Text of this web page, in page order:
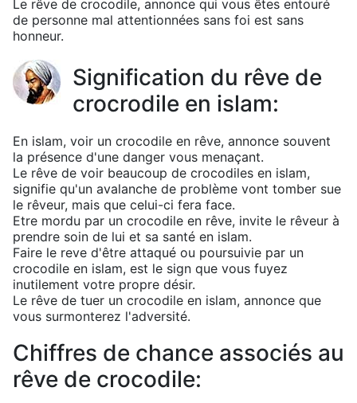
Le rêve de crocodile, annonce qui vous êtes entouré
de personne mal attentionnées sans foi est sans
honneur.
Signification du rêve de
crocrodile en islam:
En islam, voir un crocodile en rêve, annonce souvent
la présence d'une danger vous menaçant.
Le rêve de voir beaucoup de crocodiles en islam,
signifie qu'un avalanche de problème vont tomber sue
le rêveur, mais que celui-ci fera face.
Etre mordu par un crocodile en rêve, invite le rêveur à
prendre soin de lui et sa santé en islam.
Faire le reve d'être attaqué ou poursuivie par un
crocodile en islam, est le sign que vous fuyez
inutilement votre propre désir.
Le rêve de tuer un crocodile en islam, annonce que
vous surmonterez l'adversité.
Chiffres de chance associés au
rêve de crocodile: